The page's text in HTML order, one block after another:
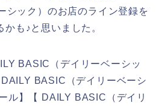
シック）のお店のライン登録を
も♪と思いました。
BASIC（デイリーベーシッ
BASIC（デイリーベーシ
ル】【 DAILY BASIC（デイリ